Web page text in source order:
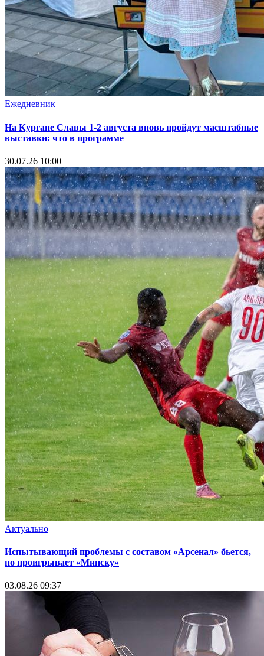
Ежедневник
На Кургане Славы 1-2 августа вновь пройдут масштабные
выставки: что в программе
30.07.26 10:00
Актуально
Испытывающий проблемы с составом «Арсенал» бьется,
но проигрывает «Минску»
03.08.26 09:37